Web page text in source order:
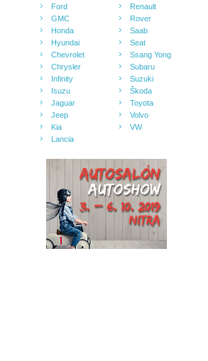
Ford
GMC
Honda
Hyundai
Chevrolet
Chrysler
Infinity
Isuzu
Jaguar
Jeep
Kia
Lancia
Renault
Rover
Saab
Seat
Ssang Yong
Subaru
Suzuki
Škoda
Toyota
Volvo
VW